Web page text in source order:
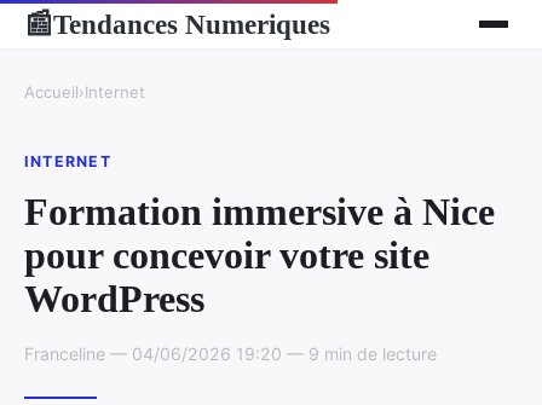
📰Tendances Numeriques
Accueil›Internet
INTERNET
Formation immersive à Nice
pour concevoir votre site
WordPress
Franceline — 04/06/2026 19:20 — 9 min de lecture